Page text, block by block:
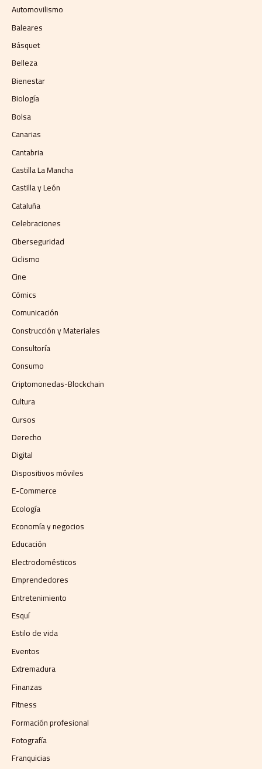
Automovilismo
Baleares
Básquet
Belleza
Bienestar
Biología
Bolsa
Canarias
Cantabria
Castilla La Mancha
Castilla y León
Cataluña
Celebraciones
Ciberseguridad
Ciclismo
Cine
Cómics
Comunicación
Construcción y Materiales
Consultoría
Consumo
Criptomonedas-Blockchain
Cultura
Cursos
Derecho
Digital
Dispositivos móviles
E-Commerce
Ecología
Economía y negocios​
Educación
Electrodomésticos
Emprendedores
Entretenimiento
Esquí
Estilo de vida
Eventos
Extremadura
Finanzas
Fitness
Formación profesional
Fotografía
Franquicias